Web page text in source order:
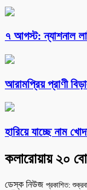
৭ আগস্ট: ন্যাশনাল
আরামপ্রিয় প্রাণী
হারিয়ে যাচ্ছে নাম
কলারোয়ায় ২০
ডেস্ক নিউজ প্রকাশিত: